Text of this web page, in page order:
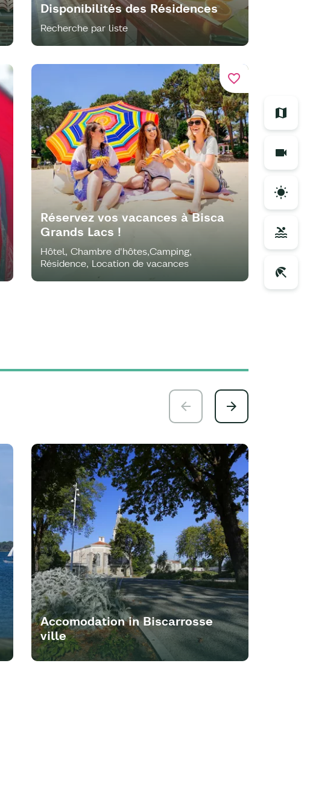
Disponibilités des Résidences
Recherche par liste
favorite_border
Réservez vos vacances à Bisca
Grands Lacs !
Hôtel, Chambre d'hôtes,Camping,
Résidence, Location de vacances
Accomodation in Biscarrosse
ville